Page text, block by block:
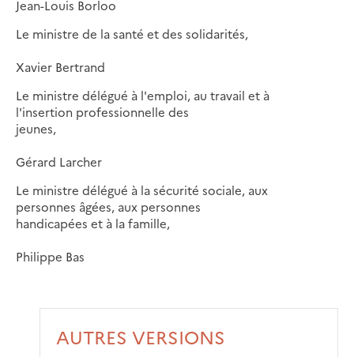
Jean-Louis Borloo
Le ministre de la santé et des solidarités,
Xavier Bertrand
Le ministre délégué à l'emploi, au travail et à
l'insertion professionnelle des
jeunes,
Gérard Larcher
Le ministre délégué à la sécurité sociale, aux
personnes âgées, aux personnes
handicapées et à la famille,
Philippe Bas
AUTRES VERSIONS